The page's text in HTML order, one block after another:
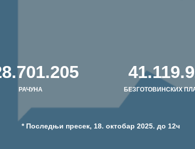
РАЧУНА БЕЗГОТОВИНСКИХ
* Последњи пресек, 18. октобар 2025. до 12ч